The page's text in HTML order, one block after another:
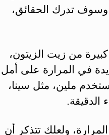
وسوف تدرك الحقائق،
من زيت الزيتون،
في المرارة على أمل
ملين، مثل سينا،
الدقيقة.
ولعلك تتذكر أن